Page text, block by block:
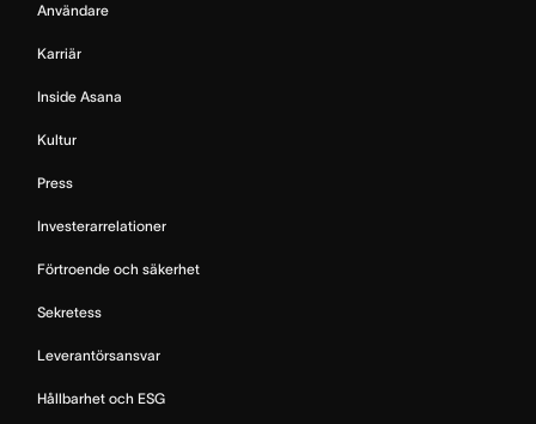
Användare
Karriär
Inside Asana
Kultur
Press
Investerarrelationer
Förtroende och säkerhet
Sekretess
Leverantörsansvar
Hållbarhet och ESG